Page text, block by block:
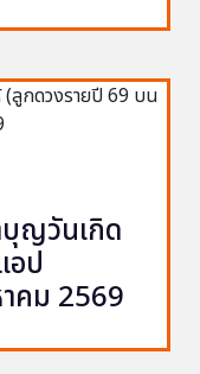
ญวันเกิด
อป
คม 2569